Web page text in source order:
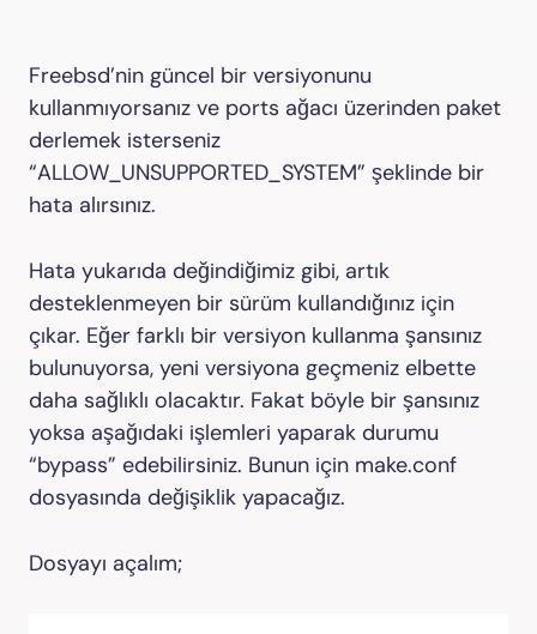
Freebsd’nin güncel bir versiyonunu
kullanmıyorsanız ve ports ağacı üzerinden paket
derlemek isterseniz
“ALLOW_UNSUPPORTED_SYSTEM” şeklinde bir
hata alırsınız.
Hata yukarıda değindiğimiz gibi, artık
desteklenmeyen bir sürüm kullandığınız için
çıkar. Eğer farklı bir versiyon kullanma şansınız
bulunuyorsa, yeni versiyona geçmeniz elbette
daha sağlıklı olacaktır. Fakat böyle bir şansınız
yoksa aşağıdaki işlemleri yaparak durumu
“bypass” edebilirsiniz. Bunun için make.conf
dosyasında değişiklik yapacağız.
Dosyayı açalım;